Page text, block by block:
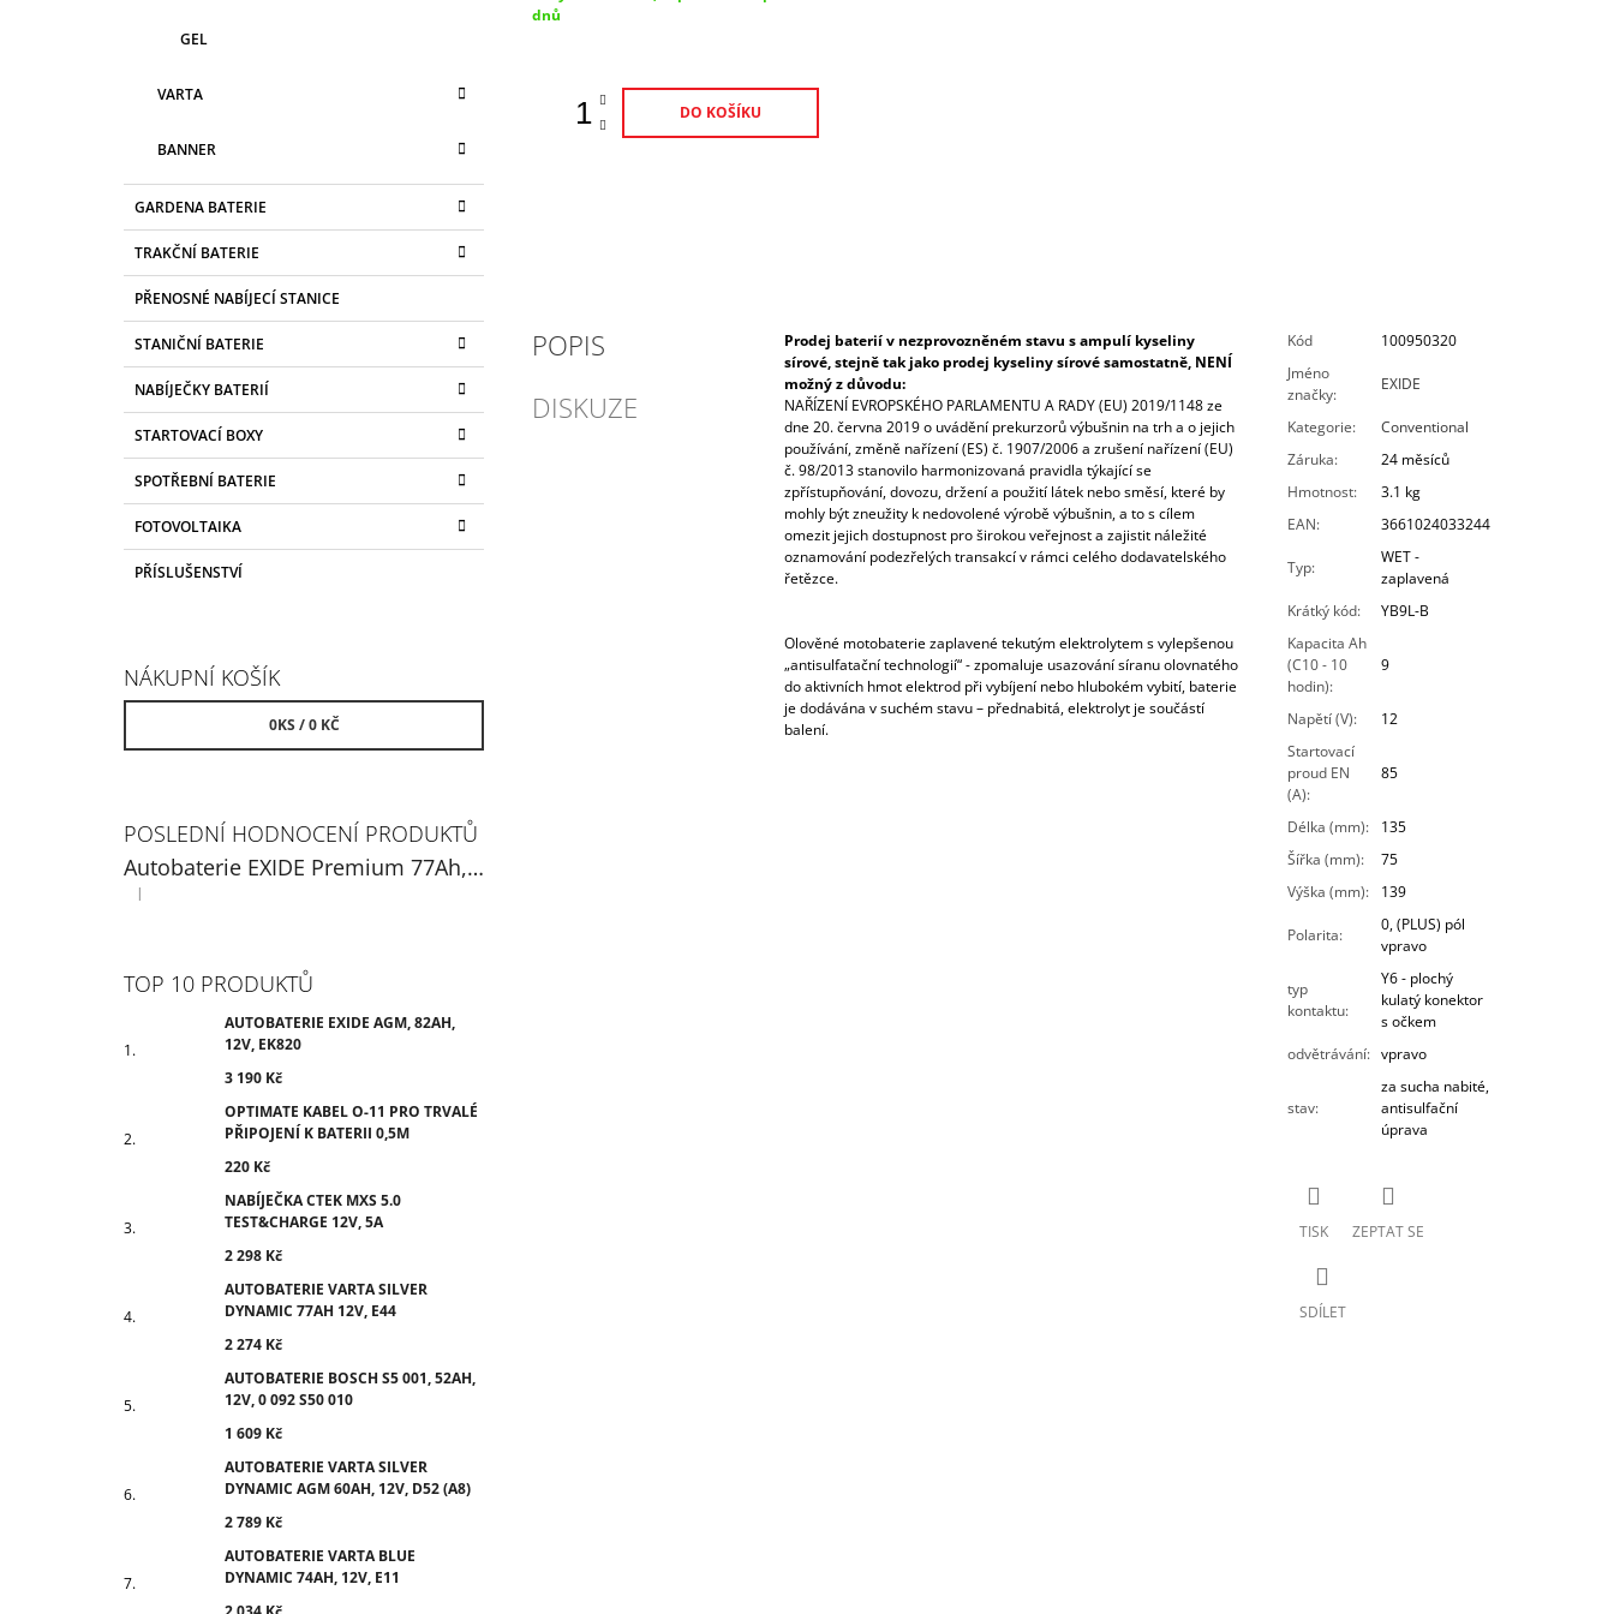
GEL
VARTA
BANNER
GARDENA BATERIE
TRAKČNÍ BATERIE
PŘENOSNÉ NABÍJECÍ STANICE
STANIČNÍ BATERIE
NABÍJEČKY BATERIÍ
STARTOVACÍ BOXY
SPOTŘEBNÍ BATERIE
FOTOVOLTAIKA
PŘÍSLUŠENSTVÍ
NÁKUPNÍ KOŠÍK
0KS /0 KČ
POSLEDNÍ HODNOCENÍ PRODUKTŮ
Autobaterie EXIDE Premium 77Ah, 12V, EA770
Hodnocení produktu je 5 z 5 hvězdiček.
|
TOP 10 PRODUKTŮ
AUTOBATERIE EXIDE AGM, 82AH,
12V, EK820
3 190 Kč
OPTIMATE KABEL O-11 PRO TRVALÉ
PŘIPOJENÍ K BATERII 0,5M
220 Kč
NABÍJEČKA CTEK MXS 5.0
TEST&CHARGE 12V, 5A
2 298 Kč
AUTOBATERIE VARTA SILVER
DYNAMIC 77AH 12V, E44
2 274 Kč
AUTOBATERIE BOSCH S5 001, 52AH,
12V, 0 092 S50 010
1 609 Kč
AUTOBATERIE VARTA SILVER
DYNAMIC AGM 60AH, 12V, D52 (A8)
2 789 Kč
AUTOBATERIE VARTA BLUE
DYNAMIC 74AH, 12V, E11
cena:
dnů
DO KOŠÍKU
POPIS
DISKUZE
Prodej baterií v nezprovozněném stavu s ampulí kyseliny
sírové, stejně tak jako prodej kyseliny sírové samostatně, NENÍ
možný z důvodu:
NAŘÍZENÍ EVROPSKÉHO PARLAMENTU A RADY (EU) 2019/1148 ze
dne 20. června 2019 o uvádění prekurzorů výbušnin na trh a o jejich
používání, změně nařízení (ES) č. 1907/2006 a zrušení nařízení (EU)
č. 98/2013 stanovilo harmonizovaná pravidla týkající se
zpřístupňování, dovozu, držení a použití látek nebo směsí, které by
mohly být zneužity k nedovolené výrobě výbušnin, a to s cílem
omezit jejich dostupnost pro širokou veřejnost a zajistit náležité
oznamování podezřelých transakcí v rámci celého dodavatelského
řetězce.
Olověné motobaterie zaplavené tekutým elektrolytem s vylepšenou
„antisulfatační technologií“ - zpomaluje usazování síranu olovnatého
do aktivních hmot elektrod při vybíjení nebo hlubokém vybití, baterie
je dodávána v suchém stavu – přednabitá, elektrolyt je součástí
balení.
Kód
100950320
Jméno
značky:
EXIDE
Kategorie:
Conventional
Záruka:
24 měsíců
Hmotnost:
3.1 kg
EAN: 3661024033244
Typ:
WET -
zaplavená
Krátký kód:
YB9L-B
Kapacita Ah
(C10 - 10
hodin):
9
Napětí (V):
12
Startovací
proud EN
(A):
85
Délka (mm):
135
Šířka (mm):
75
Výška (mm): 139
Polarita:
0, (PLUS) pól
vpravo
typ
kontaktu:
Y6 - plochý
kulatý konektor
s očkem
odvětrávání: vpravo
stav:
za sucha nabité,
antisulfační
úprava
TISK ZEPTAT SE
SDÍLET